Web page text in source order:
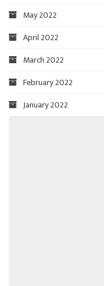
May 2022
April 2022
March 2022
February 2022
January 2022